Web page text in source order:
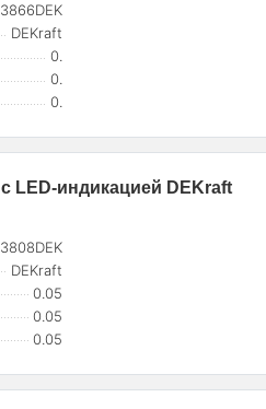
DEKraft
0.
0.
0.
LED-индикацией DEKraft
DEKraft
0.05
0.05
0.05